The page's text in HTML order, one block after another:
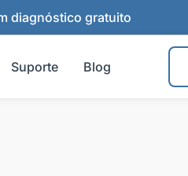
diagnóstico gratuito
Suporte Blog